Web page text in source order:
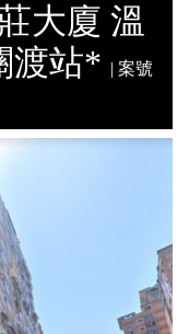
大廈 溫
渡站* | 案號